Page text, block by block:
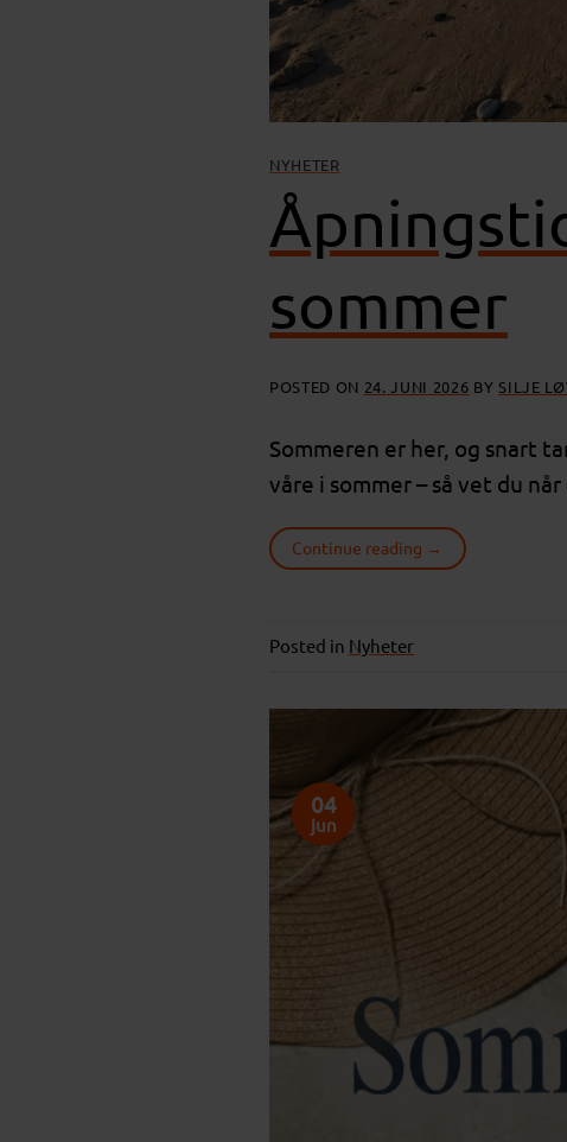
NYHETER
sommer
POSTED ON 24. JUNI 2026 BY SILJE
Sommeren er her, og snart
våre i sommer – så vet du
Continue reading →
Posted in Nyheter
04
jun